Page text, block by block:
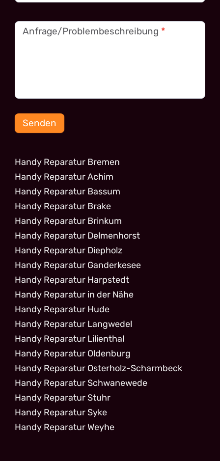
Anfrage/Problembeschreibung *
Senden
Handy Reparatur Bremen
Handy Reparatur Achim
Handy Reparatur Bassum
Handy Reparatur Brake
Handy Reparatur Brinkum
Handy Reparatur Delmenhorst
Handy Reparatur Diepholz
Handy Reparatur Ganderkesee
Handy Reparatur Harpstedt
Handy Reparatur in der Nähe
Handy Reparatur Hude
Handy Reparatur Langwedel
Handy Reparatur Lilienthal
Handy Reparatur Oldenburg
Handy Reparatur Osterholz-Scharmbeck
Handy Reparatur Schwanewede
Handy Reparatur Stuhr
Handy Reparatur Syke
Handy Reparatur Weyhe